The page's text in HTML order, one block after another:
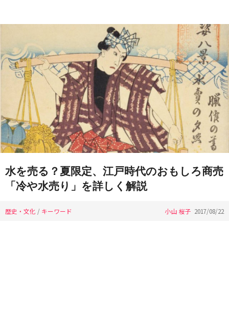
水を売る？夏限定、江戸時代のおもしろ商売
「冷や水売り」を詳しく解説
歴史・文化 / キーワード 小山 桜子 2017/08/22